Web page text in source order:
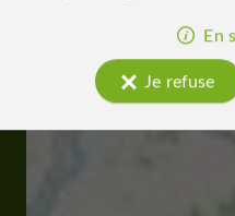
En
Je refuse